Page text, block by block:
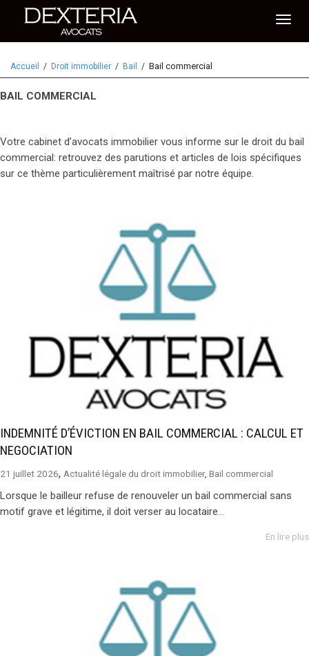
Accueil Droit immobilier Bail Bail commercial
BAIL COMMERCIAL
Votre cabinet d’avocats immobilier vous informe sur le droit du bail
commercial: retrouvez des parutions et articles de lois spécifiques
sur ce thème particulièrement maîtrisé par notre équipe.
INDEMNITÉ D’ÉVICTION EN BAIL COMMERCIAL : CALCUL ET
NEGOCIATION
21 juillet 2026, Actualité légale du droit immobilier, Bail commercial
Lorsque le bailleur refuse de renouveler un bail commercial sans
motif grave et légitime, il doit verser au locataire...
En lire plus